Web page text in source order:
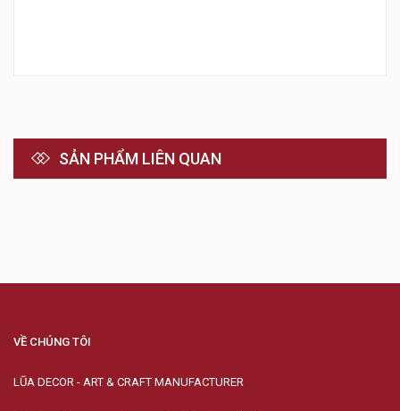
SẢN PHẨM LIÊN QUAN
VỀ CHÚNG TÔI
LŨA DECOR - ART & CRAFT MANUFACTURER